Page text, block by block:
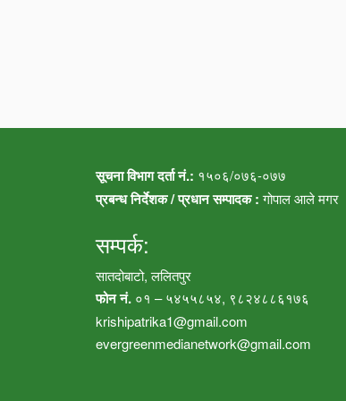
सूचना विभाग दर्ता नं.: १५०६/०७६-०७७
प्रबन्ध निर्देशक / प्रधान सम्पादक :गोपाल आले मगर
सम्पर्क:
सातदोबाटो, ललितपुर
फोन नं. ०१ – ५४५५८५४, ९८२४८८६१७६
krishipatrika1@gmail.com
evergreenmedianetwork@gmail.com